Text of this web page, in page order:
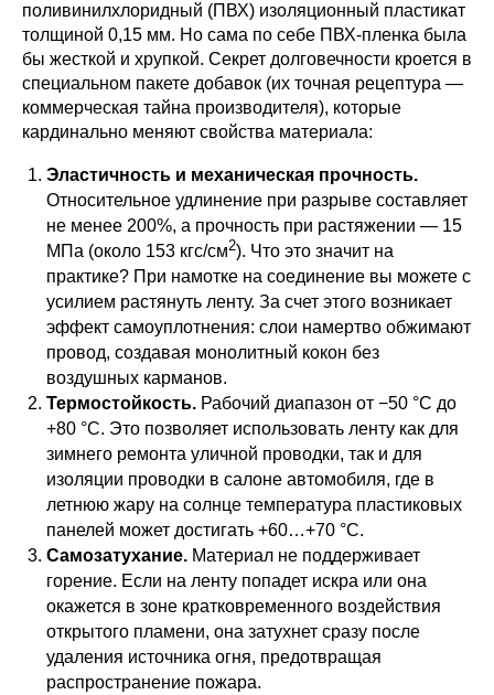
поливинилхлоридный (ПВХ) изоляционный пластикат
толщиной 0,15 мм. Но сама по себе ПВХ-пленка была
бы жесткой и хрупкой. Секрет долговечности кроется в
специальном пакете добавок (их точная рецептура —
коммерческая тайна производителя), которые
кардинально меняют свойства материала:
Эластичность и механическая прочность.
Относительное удлинение при разрыве составляет
не менее 200%, а прочность при растяжении — 15
МПа (около 153 кгс/см2). Что это значит на
практике? При намотке на соединение вы можете с
усилием растянуть ленту. За счет этого возникает
эффект самоуплотнения: слои намертво обжимают
провод, создавая монолитный кокон без
воздушных карманов.
Термостойкость. Рабочий диапазон от −50 °C до
+80 °C. Это позволяет использовать ленту как для
зимнего ремонта уличной проводки, так и для
изоляции проводки в салоне автомобиля, где в
летнюю жару на солнце температура пластиковых
панелей может достигать +60…+70 °C.
Самозатухание. Материал не поддерживает
горение. Если на ленту попадет искра или она
окажется в зоне кратковременного воздействия
открытого пламени, она затухнет сразу после
удаления источника огня, предотвращая
распространение пожара.